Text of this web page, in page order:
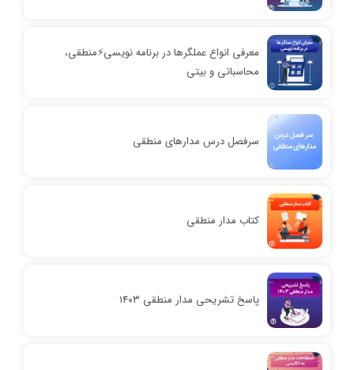
معرفی انواع عملگرها در برنامه نویسی⚡️منطقی،
محاسباتی و بیتی
سرفصل درس مدارهای منطقی
کتاب مدار منطقی
پاسخ تشریحی مدار منطقی ۱۴۰۳